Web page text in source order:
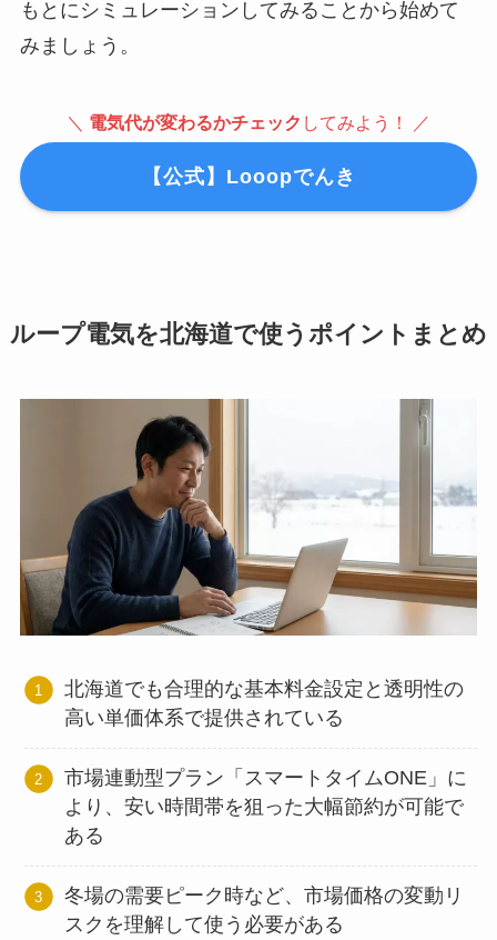
もとにシミュレーションしてみることから始めて
みましょう。
＼ 電気代が変わるかチェック してみよう！ ／
【公式】Looopでんき
ループ電気を北海道で使うポイントまとめ
北海道でも合理的な基本料金設定と透明性の
高い単価体系で提供されている
市場連動型プラン「スマートタイムONE」に
より、安い時間帯を狙った大幅節約が可能で
ある
冬場の需要ピーク時など、市場価格の変動リ
スクを理解して使う必要がある